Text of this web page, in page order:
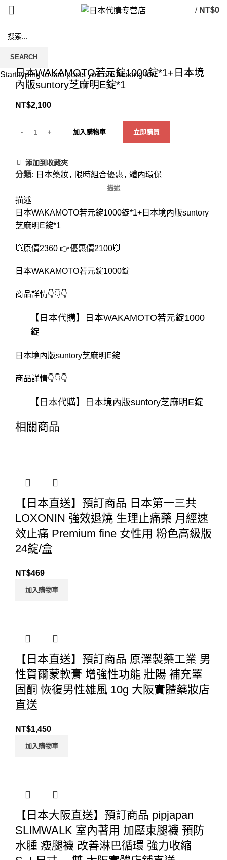
/ NT$0
Click to enlarge
日本WAKAMOTO若元錠1000錠*1+日本境
內版suntory芝麻明E錠*1
NT$2,100
加入購物車 立即購買
添加到收藏夾
分類: 日本藥妝, 限時組合優惠 , 體內環保
描述
描述
日本WAKAMOTO若元錠1000錠*1+日本境內版suntory
芝麻明E錠*1
💥原價2360 👉優惠價2100💥
日本WAKAMOTO若元錠1000錠
商品詳情👇👇👇
【日本代購】日本WAKAMOTO若元錠1000
錠
日本境內版suntory芝麻明E錠
商品詳情👇👇👇
【日本代購】日本境內版suntory芝麻明E錠
相關商品
【日本直送】預訂商品 日本第一三共
LOXONIN 強效退燒 生理止痛藥 月經速
效止痛 Premium fine 女性用 粉色高級版
24錠/盒
NT$469
加入購物車
【日本直送】預訂商品 原澤製藥工業 男
性賀爾蒙軟膏 增強性功能 壯陽 補充睪
固酮 恢復男性雄風 10g 大阪實體藥妝店
直送
NT$1,450
加入購物車
【日本大阪直送】預訂商品 pipjapan
SLIMWALK 室內著用 加壓束腿襪 預防
水腫 瘦腿襪 改善淋巴循環 強力收縮
SEARCH
Start typing to see posts you are looking for.